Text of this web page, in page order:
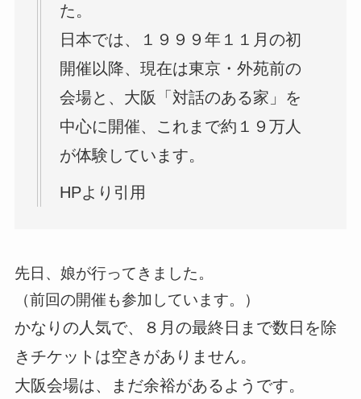
た。
日本では、１９９９年１１月の初
開催以降、現在は東京・外苑前の
会場と、大阪「対話のある家」を
中心に開催、これまで約１９万人
が体験しています。
HPより引用
先日、娘が行ってきました。
（前回の開催も参加しています。）
かなりの人気で、８月の最終日まで数日を除
きチケットは空きがありません。
大阪会場は、まだ余裕があるようです。